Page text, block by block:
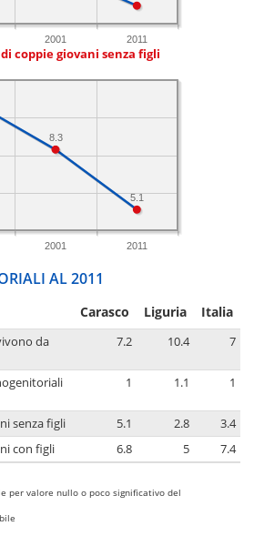
2001 2011
coppie giovani senza figli
2001 2011
5.1
8.3
AL 2011
Carasco Liguria Italia
da
7.2 10.4 7
1 1.1 1
senza figli 5.1 2.8
3.4
con figli
6.8 5 7.4
per valore nullo o poco significativo del